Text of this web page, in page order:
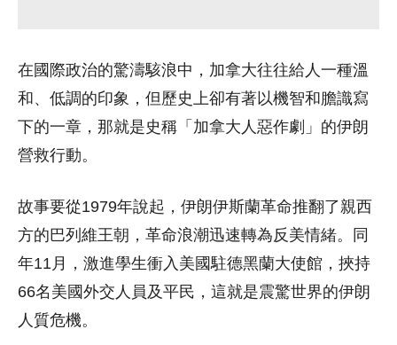
在國際政治的驚濤駭浪中，加拿大往往給人一種溫
和、低調的印象，但歷史上卻有著以機智和膽識寫
下的一章，那就是史稱「加拿大人惡作劇」的伊朗
營救行動。
故事要從1979年說起，伊朗伊斯蘭革命推翻了親西
方的巴列維王朝，革命浪潮迅速轉為反美情緒。同
年11月，激進學生衝入美國駐德黑蘭大使館，挾持
66名美國外交人員及平民，這就是震驚世界的伊朗
人質危機。